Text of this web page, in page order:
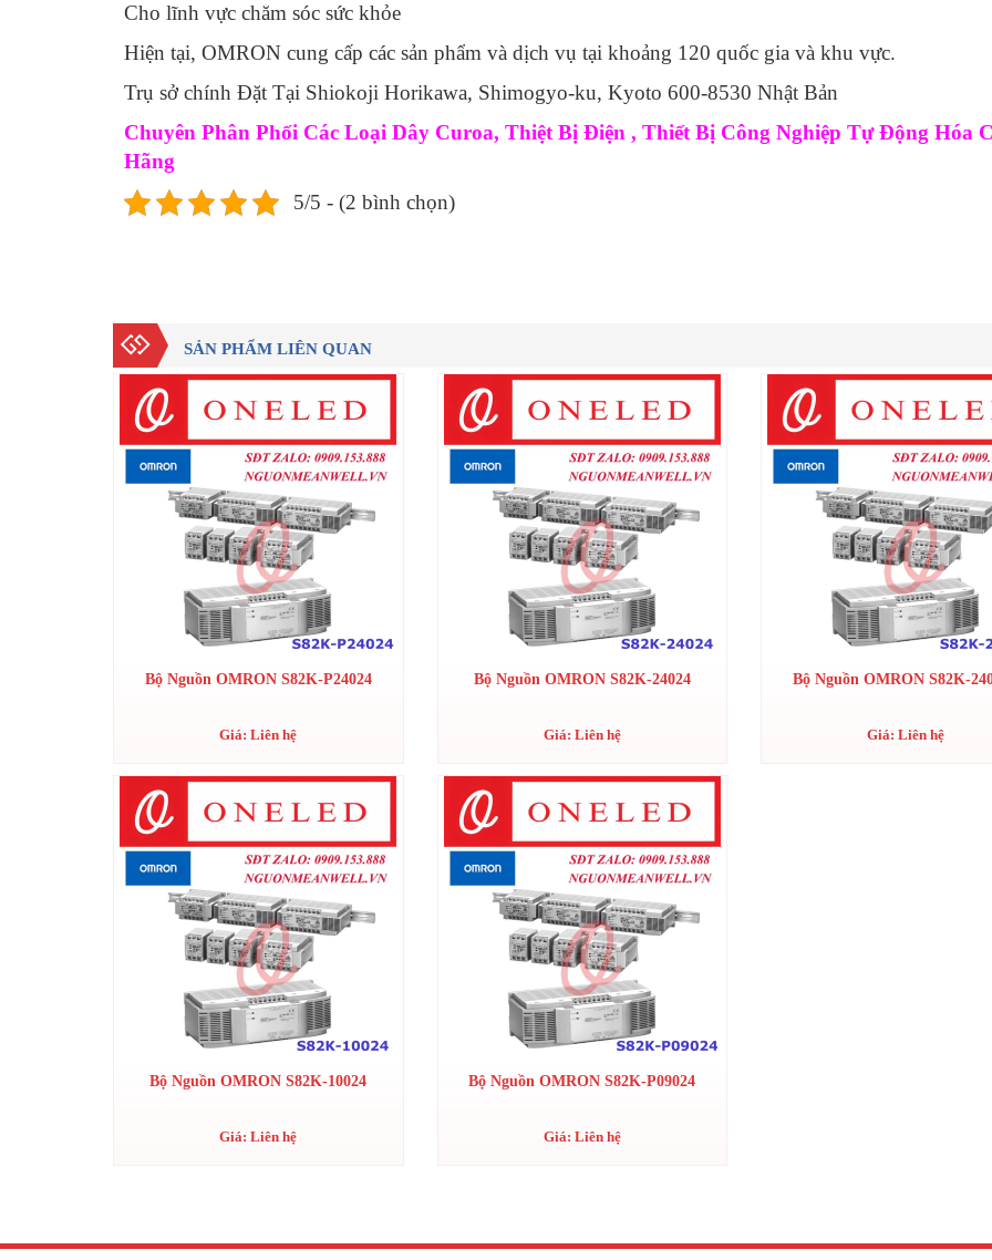
Cho lĩnh vực chăm sóc sức khỏe
Hiện tại, OMRON cung cấp các sản phẩm và dịch vụ tại khoảng 120 quốc gia và khu vực.
Trụ sở chính Đặt Tại Shiokoji Horikawa, Shimogyo-ku, Kyoto 600-8530 Nhật Bản
Chuyên Phân Phối Các Loại Dây Curoa, Thiệt Bị Điện , Thiết Bị Công Nghiệp Tự Động Hóa
Hãng
5/5 - (2 bình chọn)
SẢN PHẨM LIÊN QUAN
Bộ Nguồn OMRON S82K-P24024
Giá: Liên hệ
Bộ Nguồn OMRON S82K-24024
Giá: Liên hệ
Bộ Nguồn OMRON S82K-
Giá: Liên hệ
Bộ Nguồn OMRON S82K-10024
Giá: Liên hệ
Bộ Nguồn OMRON S82K-P09024
Giá: Liên hệ